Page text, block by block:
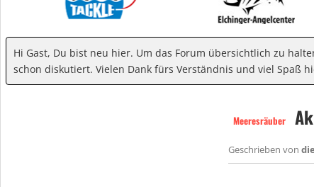
Hi Gast, Du bist neu hier. Um das Forum übersichtlich zu
schon diskutiert. Vielen Dank fürs Verständnis und viel Spaß
Meeresräuber
Geschrieben von